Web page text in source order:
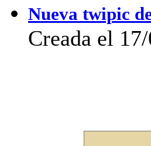
Nueva twipic
Creada el